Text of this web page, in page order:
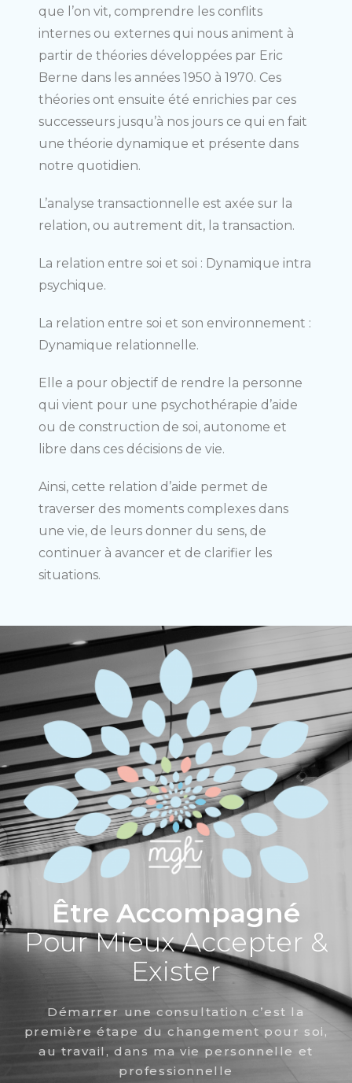
que l’on vit, comprendre les conflits
internes ou externes qui nous animent à
partir de théories développées par Eric
Berne dans les années 1950 à 1970. Ces
théories ont ensuite été enrichies par ces
successeurs jusqu’à nos jours ce qui en fait
une théorie dynamique et présente dans
notre quotidien.
L’analyse transactionnelle est axée sur la
relation, ou autrement dit, la transaction.
La relation entre soi et soi : Dynamique intra
psychique.
La relation entre soi et son environnement :
Dynamique relationnelle.
Elle a pour objectif de rendre la personne
qui vient pour une psychothérapie d’aide
ou de construction de soi, autonome et
libre dans ces décisions de vie.
Ainsi, cette relation d’aide permet de
traverser des moments complexes dans
une vie, de leurs donner du sens, de
continuer à avancer et de clarifier les
situations.
Être Accompagné
Pour Mieux Accepter &
Exister
Démarrer une consultation c’est la
première étape du changement pour soi,
au travail, dans ma vie personnelle et
professionnelle